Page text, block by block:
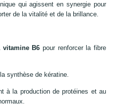
qui agissent en synergie pour
de la vitalité et de la brillance.
B6 pour renforcer la fibre
synthèse de kératine.
à la production de protéines et au